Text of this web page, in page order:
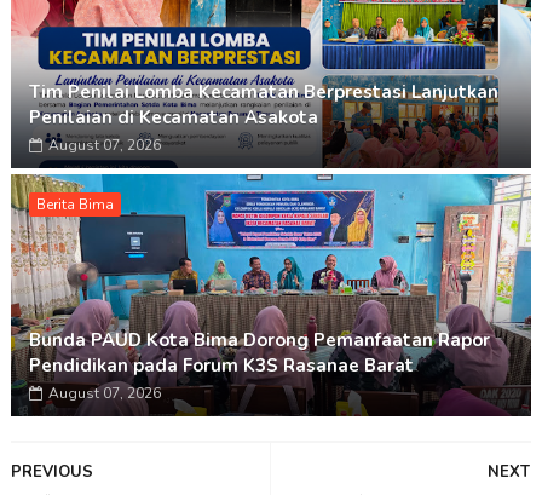
Tim Penilai Lomba Kecamatan Berprestasi Lanjutkan
Penilaian di Kecamatan Asakota
August 07, 2026
Berita Bima
Bunda PAUD Kota Bima Dorong Pemanfaatan Rapor
Pendidikan pada Forum K3S Rasanae Barat
August 07, 2026
NEXT
PREVIOUS